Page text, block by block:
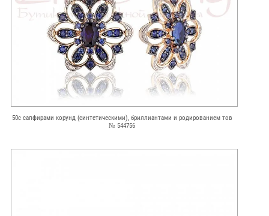
50с сапфирами корунд (синтетическими), бриллиантами и родированием тов
№ 544756